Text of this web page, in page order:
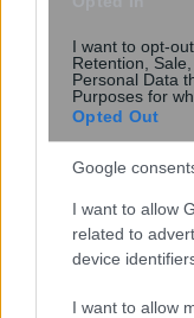
I want to opt-
Retention,
Personal Data
Purposes for
Opted Out
Google
I want to allow
related to
device
I want to allow
Μύκονος:
τροχαίο με
το